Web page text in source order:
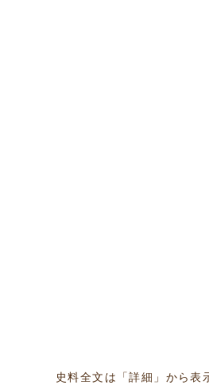
史料全文は「詳細」から表